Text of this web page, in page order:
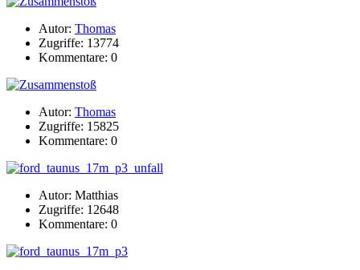
Autor: Thomas
Zugriffe: 13774
Kommentare: 0
Autor: Thomas
Zugriffe: 15825
Kommentare: 0
Autor: Matthias
Zugriffe: 12648
Kommentare: 0